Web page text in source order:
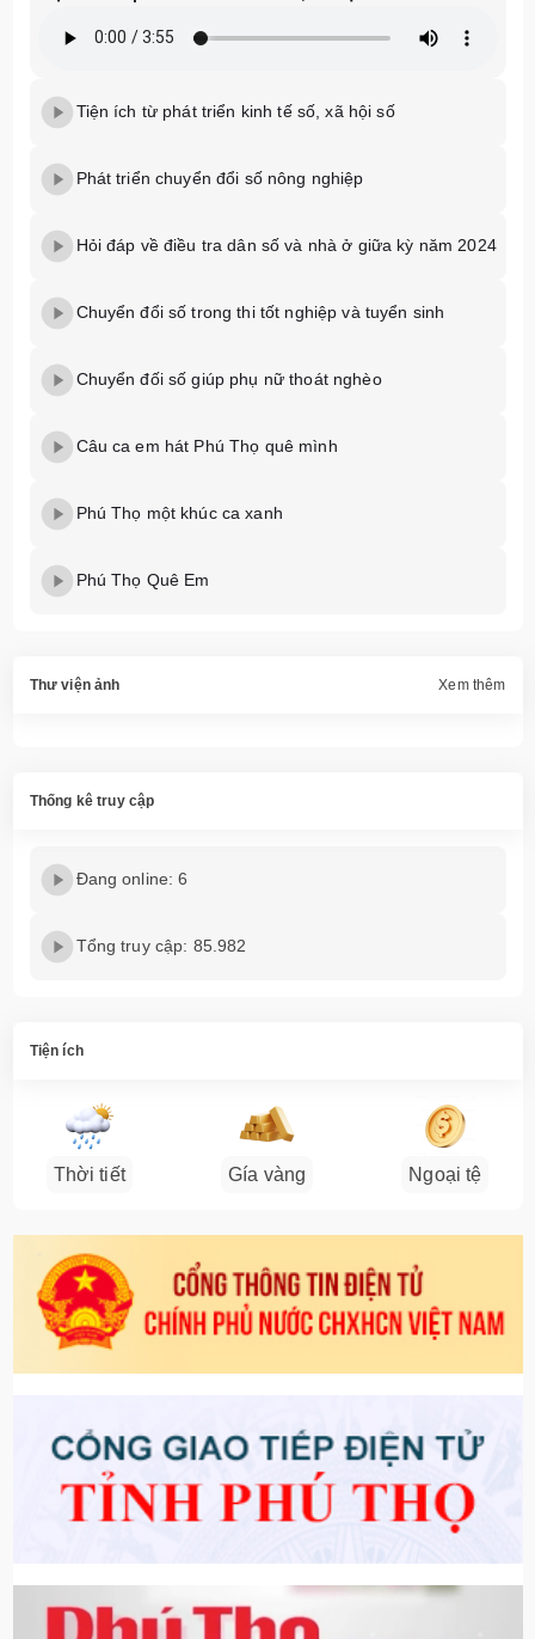
Tiện ích từ phát triển kinh tế số, xã hội số
Phát triển chuyển đổi số nông nghiệp
Hỏi đáp về điều tra dân số và nhà ở giữa kỳ năm 2024
Chuyển đổi số trong thi tốt nghiệp và tuyển sinh
Chuyển đối số giúp phụ nữ thoát nghèo
Câu ca em hát Phú Thọ quê mình
Phú Thọ một khúc ca xanh
Phú Thọ Quê Em
Thư viện ảnh Xem thêm
Thống kê truy cập
Đang online: 6
Tổng truy cập: 85.982
Tiện ích
Thời tiết Gía vàng Ngoại tệ